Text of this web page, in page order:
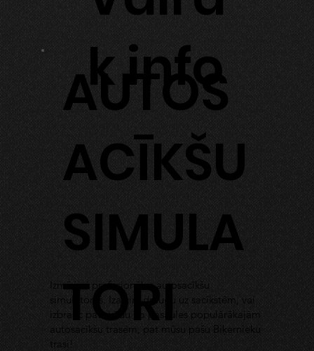
k info
AUTOS
ACĪKŠU
SIMULA
TORI
Izmēģini profesionālus autosacīkšu
simulatorus. Izaicini draugu uz sacīkstēm, vai
izbrauc pats kādu no pasaules populārākajām
autosacīkšu trasēm, pat mūsu pašu Biķernieku
trasi!